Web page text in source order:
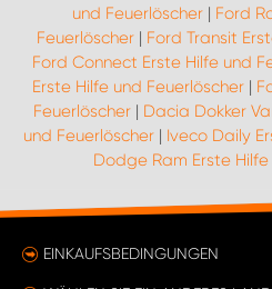
und Feuerlöscher| Ford
Feuerlöscher| Ford Transit
Ford Connect Erste Hilfe und
Erste Hilfe und Feuerlöscher|
Feuerlöscher | Dacia Dokker
und Feuerlöscher| Iveco Daily
Dodge Ram Erste
EINKAUFSBEDINGUNGEN